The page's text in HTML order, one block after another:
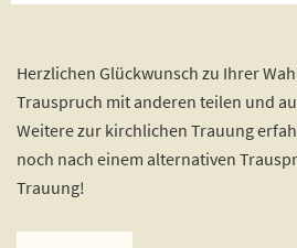
Herzlichen Glückwunsch zu Ihrer
Trauspruch mit anderen teilen und
Weitere zur kirchlichen Trauung
noch nach einem alternativen
Trauung!